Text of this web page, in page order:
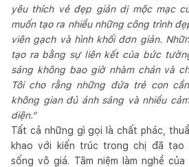
yêu thích vẻ đẹp giản dị mộc mạc
muốn tạo ra nhiều những công trình
viên gạch và hình khối đơn giản.
tạo ra bằng sự liên kết của bức
sáng không bao giờ nhàm chán và
Tôi cho rằng những đứa trẻ con
không gian đủ ánh sáng và nhiều
diện.”
Tất cả những gì gọi là chất phác,
khao với kiến trúc trong chị đã tạo
sống vô giá. Tâm niệm làm nghề